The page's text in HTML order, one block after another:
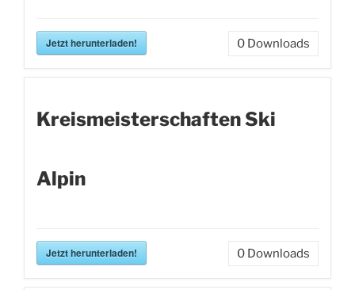
Jetzt herunterladen! 0 Downloads
Kreismeisterschaften Ski
Alpin
Jetzt herunterladen! 0 Downloads